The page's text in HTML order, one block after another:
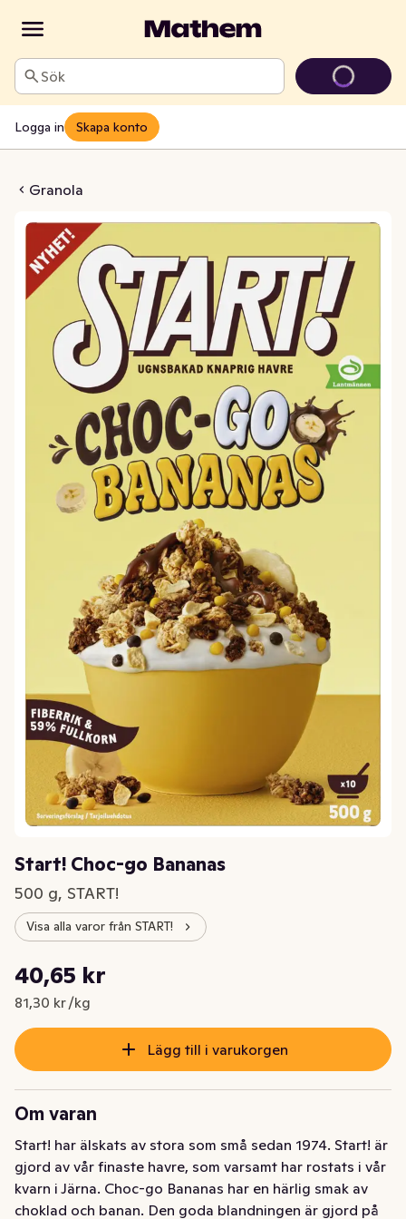
Sök
Logga in Skapa konto
Granola
go Bananas
Start! Choc-go Bananas
500 g, START!
Visa alla varor från START!
Nuvarande pris är: 40,65 kr
40,65 kr
81,30 kr /kg
Styckpris: 81,30 kr /kg
Lägg till i varukorgen
Om varan
Start! har älskats av stora som små sedan 1974. Start! är
gjord av vår finaste havre, som varsamt har rostats i vår
kvarn i Järna. Choc-go Bananas har en härlig smak av
choklad och banan. Den goda blandningen är gjord på